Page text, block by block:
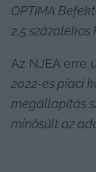
OPTIMA
2,5 százalékos
Az NJEA erre
2022-es piaci
megállapítás
minősült az